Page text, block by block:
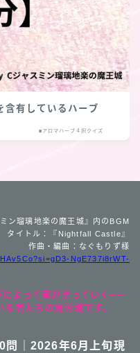
含有しているハーブ
■アロマハーブ４択クイズ
ミン瑠璃地楽の魔王城』内のBGM
タイトル：『Nightfall Castle』
作曲・編曲：なぐもりず様
NgE737i8rWT-
よって魂が整っていく──
者たちの魔導城です。
問｜2026年6月上旬現